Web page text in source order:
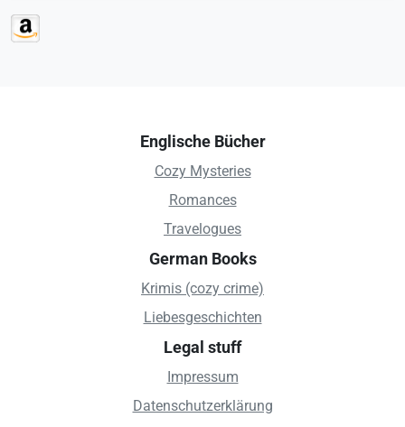
Englische Bücher
Cozy Mysteries
Romances
Travelogues
German Books
Krimis (cozy crime)
Liebesgeschichten
Legal stuff
Impressum
Datenschutzerklärung